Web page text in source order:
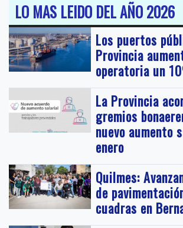
LO MAS LEIDO DEL AÑO 2026
Los puertos
Provincia
operatoria un
La Provincia
gremios
nuevo aumento
enero
Quilmes:
de
cuadras en